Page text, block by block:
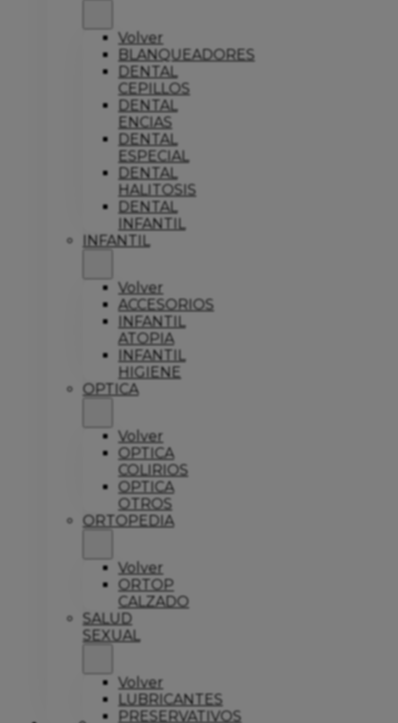
Volver
BLANQUEADORES
DENTAL
CEPILLOS
DENTAL
ENCIAS
DENTAL
ESPECIAL
DENTAL
HALITOSIS
DENTAL
INFANTIL
INFANTIL
Volver
ACCESORIOS
INFANTIL
ATOPIA
INFANTIL
HIGIENE
OPTICA
Volver
OPTICA
COLIRIOS
OPTICA
OTROS
ORTOPEDIA
Volver
ORTOP
CALZADO
SALUD
SEXUAL
Volver
LUBRICANTES
PRESERVATIVOS